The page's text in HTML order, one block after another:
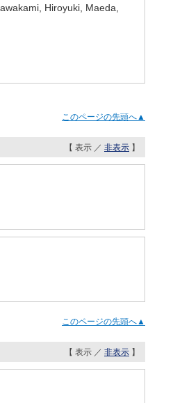
Hiroyuki, Maeda,
このページの先頭へ▲
【 表示 ／ 非表示 】
このページの先頭へ▲
【 表示 ／ 非表示 】